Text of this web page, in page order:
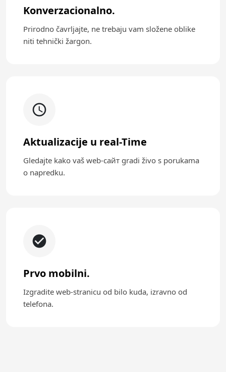
Konverzacionalno.
Prirodno čavrljajte, ne trebaju vam složene oblike
niti tehnički žargon.
Aktualizacije u real-Time
Gledajte kako vaš web-сайт gradi živo s porukama
o napredku.
Prvo mobilni.
Izgradite web-stranicu od bilo kuda, izravno od
telefona.